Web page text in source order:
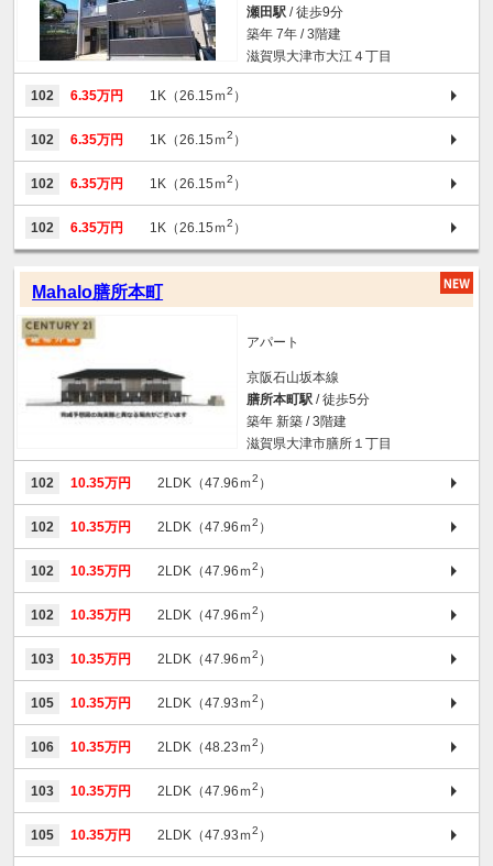
瀬田駅 / 徒歩9分
築年 7年 / 3階建
滋賀県大津市大江４丁目
102 6.35万円 1K（26.15ｍ2 ）
102 6.35万円 1K（26.15ｍ2 ）
102 6.35万円 1K（26.15ｍ2 ）
102 6.35万円 1K（26.15ｍ2 ）
Mahalo膳所本町
アパート
京阪石山坂本線
膳所本町駅 / 徒歩5分
築年 新築 / 3階建
滋賀県大津市膳所１丁目
102 10.35万円 2LDK（47.96ｍ2 ）
102 10.35万円 2LDK（47.96ｍ2 ）
102 10.35万円 2LDK（47.96ｍ2 ）
102 10.35万円 2LDK（47.96ｍ2 ）
103 10.35万円 2LDK（47.96ｍ2 ）
105 10.35万円 2LDK（47.93ｍ2 ）
106 10.35万円 2LDK（48.23ｍ2 ）
103 10.35万円 2LDK（47.96ｍ2 ）
105 10.35万円 2LDK（47.93ｍ2 ）